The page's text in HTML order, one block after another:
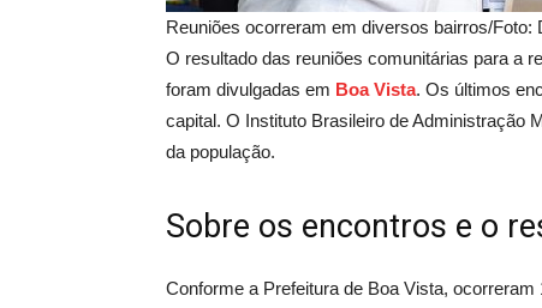
Reuniões ocorreram em diversos bairros/Foto:
O resultado das reuniões comunitárias para a
foram divulgadas em Boa Vista. Os últimos
capital. O Instituto Brasileiro de Administração
da população.
Sobre os encontros e o
Conforme a Prefeitura de Boa Vista,